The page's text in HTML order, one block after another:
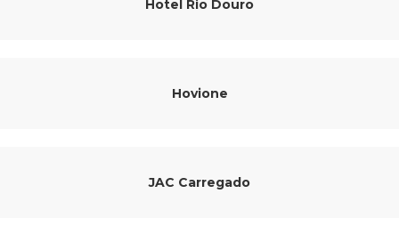
Hotel Rio Douro
Hovione
JAC Carregado